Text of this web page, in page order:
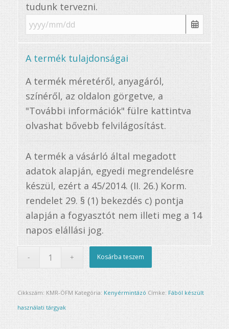
tudunk tervezni.
A termék tulajdonságai
A termék méretéről, anyagáról,
színéről, az oldalon görgetve, a
"További információk" fülre kattintva
olvashat bővebb felvilágosítást.
A termék a vásárló által megadott
adatok alapján, egyedi megrendelésre
készül, ezért a 45/2014. (II. 26.) Korm.
rendelet 29. § (1) bekezdés c) pontja
alapján a fogyasztót nem illeti meg a 14
napos elállási jog.
Kosárba teszem
Cikkszám: KMR-ÖFM Kategória: Kenyérmintázó Címke: Fából készült
használati tárgyak